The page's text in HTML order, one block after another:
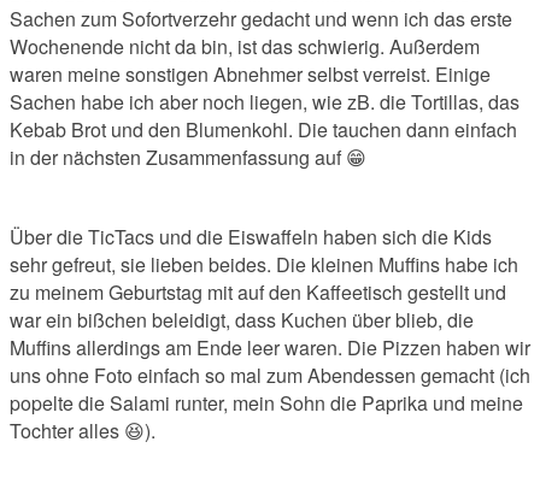
Sachen zum Sofortverzehr gedacht und wenn ich das erste
Wochenende nicht da bin, ist das schwierig. Außerdem
waren meine sonstigen Abnehmer selbst verreist. Einige
Sachen habe ich aber noch liegen, wie zB. die Tortillas, das
Kebab Brot und den Blumenkohl. Die tauchen dann einfach
in der nächsten Zusammenfassung auf 😁
Über die TicTacs und die Eiswaffeln haben sich die Kids
sehr gefreut, sie lieben beides. Die kleinen Muffins habe ich
zu meinem Geburtstag mit auf den Kaffeetisch gestellt und
war ein bißchen beleidigt, dass Kuchen über blieb, die
Muffins allerdings am Ende leer waren. Die Pizzen haben wir
uns ohne Foto einfach so mal zum Abendessen gemacht (ich
popelte die Salami runter, mein Sohn die Paprika und meine
Tochter alles 😆).